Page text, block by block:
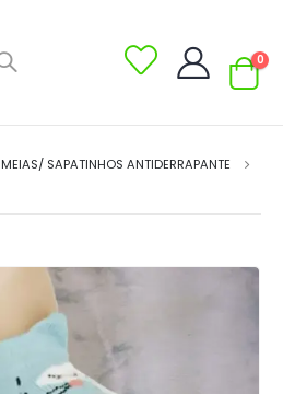
0
MEIAS/ SAPATINHOS ANTIDERRAPANTE